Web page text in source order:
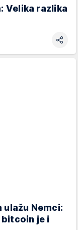
Velika razlika
Nemci:
je i